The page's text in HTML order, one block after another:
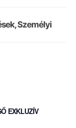
Személyi
EXKLUZÍV